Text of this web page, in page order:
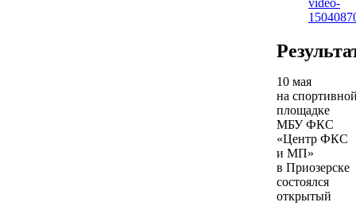
video-
10 мая
на
площадке
МБУ ФКС
«Центр ФКС
и МП»
в Приозерске
состоялся
открытый